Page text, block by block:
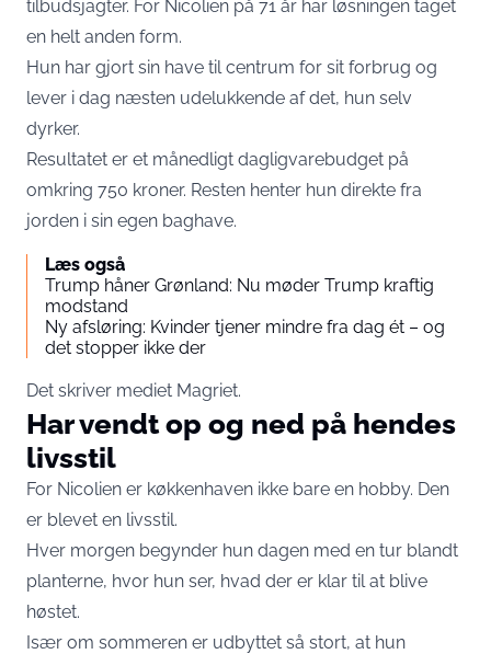
tilbudsjagter. For Nicolien på 71 år har løsningen taget
en helt anden form.
Hun har gjort sin have til centrum for sit forbrug og
lever i dag næsten udelukkende af det, hun selv
dyrker.
Resultatet er et månedligt dagligvarebudget på
omkring 750 kroner. Resten henter hun direkte fra
jorden i sin egen baghave.
Læs også
Trump håner Grønland: Nu møder Trump kraftig
modstand
Ny afsløring: Kvinder tjener mindre fra dag ét – og
det stopper ikke der
Det skriver mediet Magriet.
Har vendt op og ned på hendes
livsstil
For Nicolien er køkkenhaven ikke bare en hobby. Den
er blevet en livsstil.
Hver morgen begynder hun dagen med en tur blandt
planterne, hvor hun ser, hvad der er klar til at blive
høstet.
Især om sommeren er udbyttet så stort, at hun